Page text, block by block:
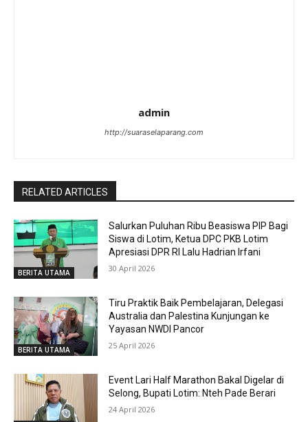
admin
http://suaraselaparang.com
RELATED ARTICLES
BERITA UTAMA
Salurkan Puluhan Ribu Beasiswa PIP Bagi
Siswa di Lotim, Ketua DPC PKB Lotim
Apresiasi DPR RI Lalu Hadrian Irfani
30 April 2026
BERITA UTAMA
Tiru Praktik Baik Pembelajaran, Delegasi
Australia dan Palestina Kunjungan ke
Yayasan NWDI Pancor
25 April 2026
Event Lari Half Marathon Bakal Digelar di
Selong, Bupati Lotim: Nteh Pade Berari
24 April 2026